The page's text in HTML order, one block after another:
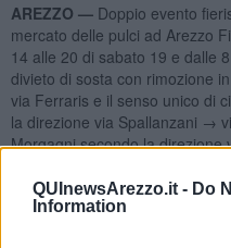
QUInewsArezzo.it - Do
Information
AREZZO — Doppio evento
mercato delle pulci ad Arezzo
14 alle 20 di sabato 19 e dalle
divieto di sosta con rimozione
via Ferraris e il senso unico di
la direzione via Spallanzani →
Morgagni secondo la
Spallanzani. Per il mercatino
scattano i divieti di transito e
corso Italia compreso tra via